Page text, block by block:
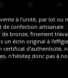
à l'unité, par lot
confection
bronze, finement
un écrin original à
certificat d'authenticité,
n'hésitez donc pas à